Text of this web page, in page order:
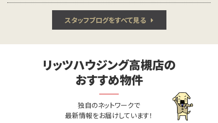
スタッフブログをすべて見る
リッツハウジング高槻店の
おすすめ物件
独自のネットワークで
最新情報をお届けしています！